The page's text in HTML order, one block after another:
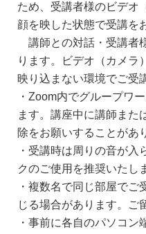
ため、受講者様のビデオ
顔を映した状態で受講を
講師との対話・受講者
ります。ビデオ（カメ
映り込まない環境でご受
・Zoom内でグループワ
ます。講座中に講師また
除をお願いすることがあ
・受講時は周りの音が入
クのご使用を推奨いたし
・複数名で同じ部屋でご
じる場合があります。ご
・事前に各自のパソコ